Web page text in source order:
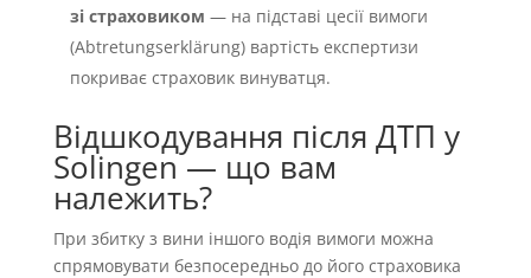
зі страховиком — на підставі цесії вимоги
(Abtretungserklärung) вартість експертизи
покриває страховик винуватця.
Відшкодування після ДТП у
Solingen — що вам
належить?
При збитку з вини іншого водія вимоги можна
спрямовувати безпосередньо до його страховика